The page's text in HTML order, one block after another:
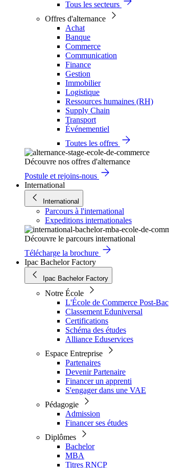
Tous les secteurs
Offres d'alternance
Achat
Banque
Commerce
Communication
Finance
Gestion
Immobilier
Logistique
Ressources humaines (RH)
Supply Chain
Transport
Événementiel
Toutes les offres
Découvre nos offres d'alternance
Postule et rejoins-nous
International
International
Parcours à l'international
Expeditions internationales
Découvre le parcours international
Télécharge la brochure
Ipac Bachelor Factory
Ipac Bachelor Factory
Notre École
L'École de Commerce Post-Bac
Classement Eduniversal
Certifications
Schéma des études
Alliance Eduservices
Espace Entreprise
Partenaires
Devenir Partenaire
Financer un apprenti
S'engager dans une VAE
Pédagogie
Admission
Financer ses études
Diplômes
Bachelor
MBA
Titres RNCP